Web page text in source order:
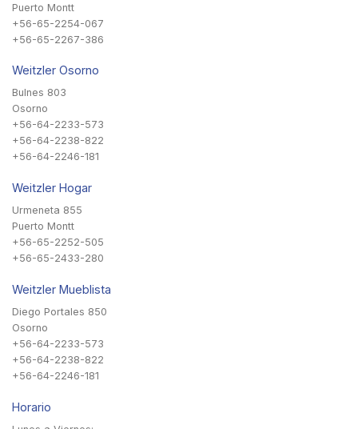
Puerto Montt
+56-65-2254-067
+56-65-2267-386
Weitzler Osorno
Bulnes 803
Osorno
+56-64-2233-573
+56-64-2238-822
+56-64-2246-181
Weitzler Hogar
Urmeneta 855
Puerto Montt
+56-65-2252-505
+56-65-2433-280
Weitzler Mueblista
Diego Portales 850
Osorno
+56-64-2233-573
+56-64-2238-822
+56-64-2246-181
Horario